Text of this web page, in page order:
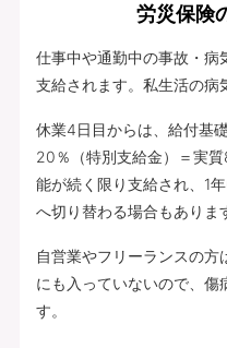
労災保険
仕事中や通勤中の事故・病
支給されます。私生活の病
休業4日目からは、給付基
20％（特別支給金）＝実
能が続く限り支給され、1
へ切り替わる場合もありま
自営業やフリーランスの
にも入っていないので、
す。